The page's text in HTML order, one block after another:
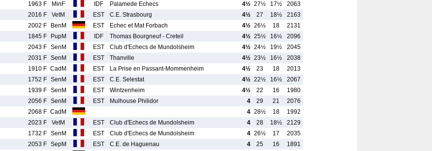
1963 F MinF IDF Palamede Echecs 4½ 27½ 17½
2063
2016 F VetM EST C.E. Strasbourg 4½ 27 18½
2163
2002 F BenM EST Echec et Mat Forbach 4½ 26½ 18
2131
1845 F PupM IDF Thomas Bourgneuf - Creteil 4½ 25½ 16½
2096
2043 F SenM EST Club d'Echecs de Mundolsheim 4½ 24½ 19½
2045
2031 F SenM EST Thanville 4½ 23½ 16½
2038
1910 F CadM EST La Prise en Passant-Mommenheim 4½ 23 18
2013
1752 F SenM EST C.E. Selestat 4½ 22½ 16½
2067
1939 F SenM EST Wintzenheim 4½ 22 16
1980
2056 F SenM EST Mulhouse Philidor 4 29 21
2076
2068 F CadM 4 28½ 18
1992
2023 F VetM EST Club d'Echecs de Mundolsheim 4 28 18½
2129
1732 F SenM EST Club d'Echecs de Mundolsheim 4 26½ 17
2035
2053 F SepM EST C.E. de Haguenau 4 25 16
1891